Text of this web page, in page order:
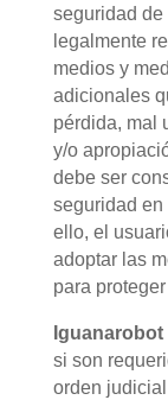
seguridad
legalmente
medios y
adicionales
pérdida, mal
y/o
debe ser
seguridad en
ello, el
adoptar las
para
Iguanarobot
si son
orden